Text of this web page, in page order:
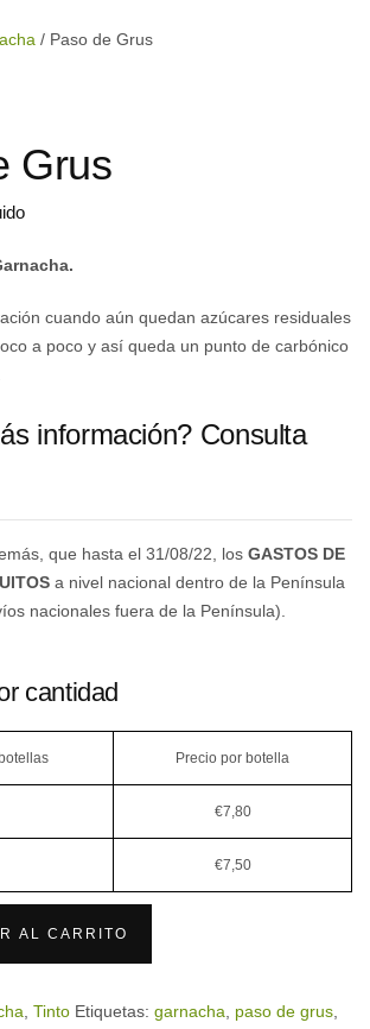
/ Paso de Grus
Grus
cuando aún quedan azúcares residuales
a poco y así queda un punto de carbónico
información? Consulta
que hasta el 31/08/22, los GASTOS DE
a nivel nacional dentro de la Península
nacionales fuera de la Península).
cantidad
Precio por botella
€7,80
€7,50
AL CARRITO
Tinto Etiquetas: garnacha paso de grus